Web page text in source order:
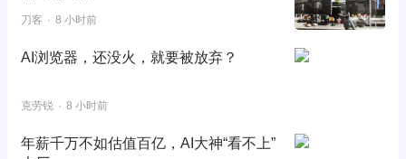
刀客 8 小时前
AI浏览器，还没火，就要被放弃？
克劳锐 8 小时前
年薪千万不如估值百亿，AI大神“看不上”